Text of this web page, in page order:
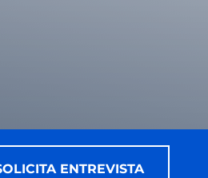
ENTREVISTA